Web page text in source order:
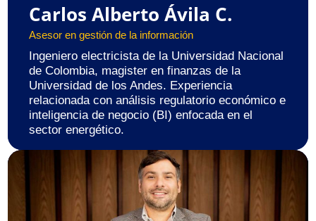
Carlos Alberto Ávila C.
Asesor en gestión de la información
Ingeniero electricista de la Universidad Nacional
de Colombia, magister en finanzas de la
Universidad de los Andes. Experiencia
relacionada con análisis regulatorio económico e
inteligencia de negocio (BI) enfocada en el
sector energético.